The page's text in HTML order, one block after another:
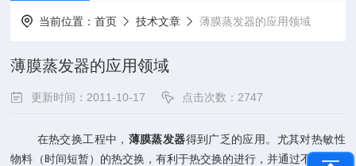
当前位置：首页 技术文章 薄膜蒸发器的应用领域
薄膜蒸发器的应用领域
更新时间：2011-10-17 点击次数：2747
在热交换工程中， 薄膜蒸发器得到广乏的应用。尤其对热敏性
物料（时间短暂）的热交换，有利于热交换的进行，并通过不同的刮